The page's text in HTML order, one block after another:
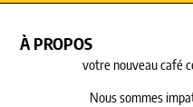
À PROPOS
votre nouveau café
Nous sommes